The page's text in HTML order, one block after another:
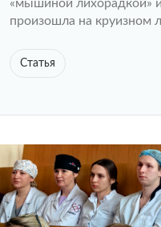
«мышиной лихорадкой»
произошла на круизном
Статья